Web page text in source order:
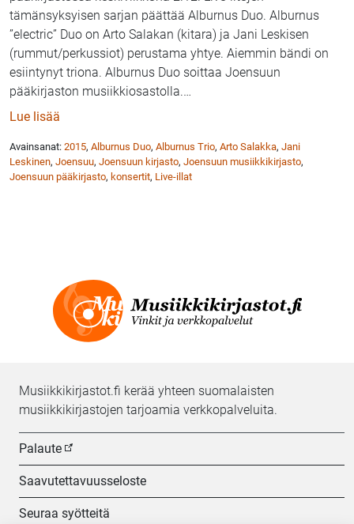
tämänsyksyisen sarjan päättää Alburnus Duo. Alburnus
”electric” Duo on Arto Salakan (kitara) ja Jani Leskisen
(rummut/perkussiot) perustama yhtye. Aiemmin bändi on
esiintynyt triona. Alburnus Duo soittaa Joensuun
pääkirjaston musiikkiosastolla.…
Lue lisää
Avainsanat: 2015, Alburnus Duo, Alburnus Trio, Arto Salakka, Jani
Leskinen, Joensuu, Joensuun kirjasto, Joensuun musiikkikirjasto,
Joensuun pääkirjasto, konsertit, Live-illat
Musiikkikirjastot.fi kerää yhteen suomalaisten
musiikkikirjastojen tarjoamia verkkopalveluita.
Palaute
Saavutettavuusseloste
Seuraa syötteitä